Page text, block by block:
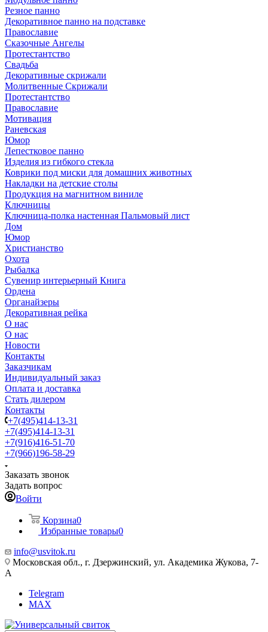
Резное панно
Декоративное панно на подставке
Православие
Сказочные Ангелы
Протестантство
Свадьба
Декоративные скрижали
Молитвенные Скрижали
Протестантство
Православие
Мотивация
Раневская
Юмор
Лепестковое панно
Изделия из гибкого стекла
Коврики под миски для домашних животных
Накладки на детские столы
Продукция на магнитном виниле
Ключницы
Ключница-полка настенная Пальмовый лист
Дом
Юмор
Христианство
Охота
Рыбалка
Сувенир интерьерный Книга
Ордена
Органайзеры
Декоративная рейка
О нас
О нас
Новости
Контакты
Заказчикам
Индивидуальный заказ
Оплата и доставка
Стать дилером
Контакты
+7(495)414-13-31
+7(495)414-13-31
+7(916)416-51-70
+7(966)196-58-29
Заказать звонок
Задать вопрос
Войти
Корзина0
Избранные товары0
info@usvitok.ru
Московская обл., г. Дзержинский, ул. Академика Жукова, 7-
А
Telegram
MAX